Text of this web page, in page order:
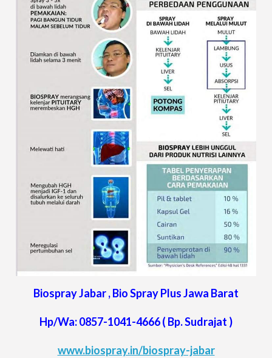
Biospray Jabar , Bio Spray PlusJawa Barat
Hp/Wa: 0857-1041-4666 ( Bp. Sudrajat )
www.biospray.in/biospray-jabar